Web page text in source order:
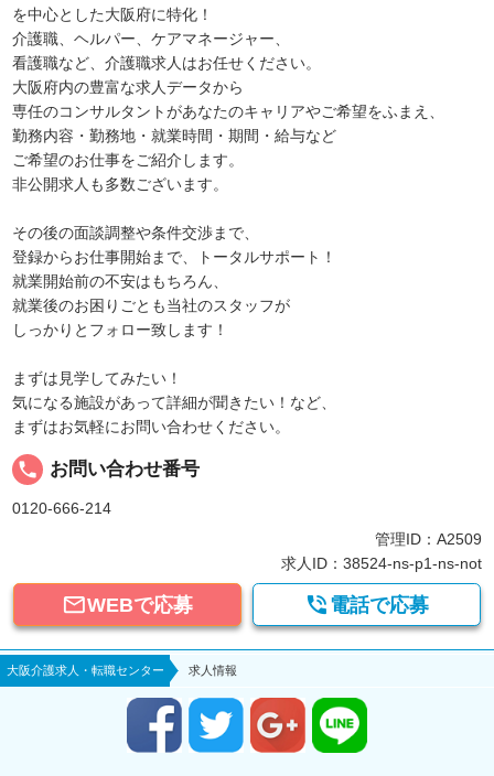
を中心とした大阪府に特化！
介護職、ヘルパー、ケアマネージャー、
看護職など、介護職求人はお任せください。
大阪府内の豊富な求人データから
専任のコンサルタントがあなたのキャリアやご希望をふまえ、
勤務内容・勤務地・就業時間・期間・給与など
ご希望のお仕事をご紹介します。
非公開求人も多数ございます。
その後の面談調整や条件交渉まで、
登録からお仕事開始まで、トータルサポート！
就業開始前の不安はもちろん、
就業後のお困りごとも当社のスタッフが
しっかりとフォロー致します！
まずは見学してみたい！
気になる施設があって詳細が聞きたい！など、
まずはお気軽にお問い合わせください。
local_phone お問い合わせ番号
0120-666-214
管理ID：A2509
求人ID：38524-ns-p1-ns-not
WEBで応募  電話で応募
大阪介護求人・転職センター 求人情報